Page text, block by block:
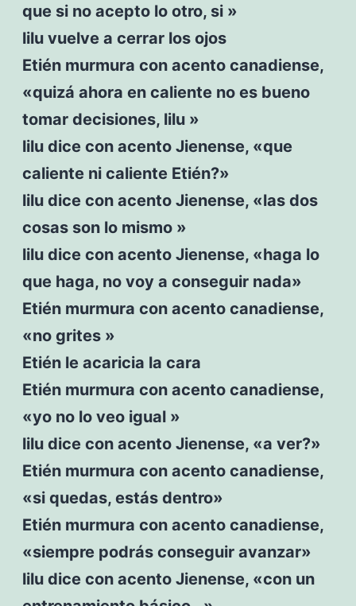
que si no acepto lo otro, si »
lilu vuelve a cerrar los ojos
Etién murmura con acento canadiense,
«quizá ahora en caliente no es bueno
tomar decisiones, lilu »
lilu dice con acento Jienense, «que
caliente ni caliente Etién?»
lilu dice con acento Jienense, «las dos
cosas son lo mismo »
lilu dice con acento Jienense, «haga lo
que haga, no voy a conseguir nada»
Etién murmura con acento canadiense,
«no grites »
Etién le acaricia la cara
Etién murmura con acento canadiense,
«yo no lo veo igual »
lilu dice con acento Jienense, «a ver?»
Etién murmura con acento canadiense,
«si quedas, estás dentro»
Etién murmura con acento canadiense,
«siempre podrás conseguir avanzar»
lilu dice con acento Jienense, «con un